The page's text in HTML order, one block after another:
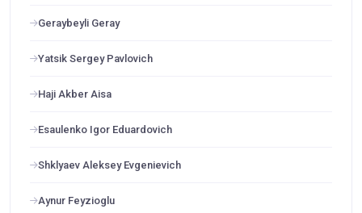
Geraybeyli Geray
Yatsik Sergey Pavlovich
Haji Akber Aisa
Esaulenko Igor Eduardovich
Shklyaev Aleksey Evgenievich
Aynur Feyzioglu